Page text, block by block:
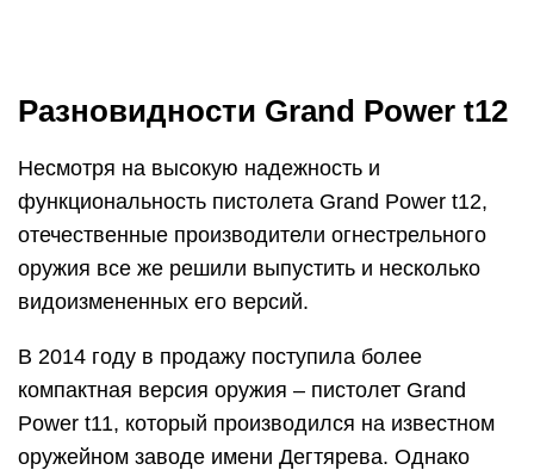
Рисунок 4. Разновидности травмата: 1 и 2 —
модель Т11, 3 и 4 — подвид Т11-F
продажу еще одну версию травматического
пистолета — Grand Power t11-F. В данной
модели были реализованы все функции
первоначальной версии, но при сниженном весе